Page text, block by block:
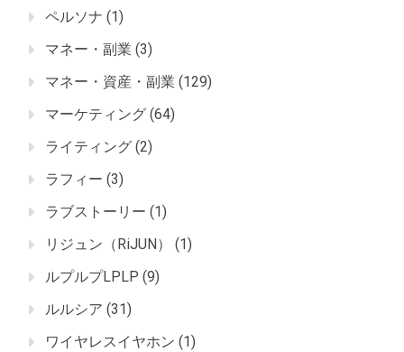
ペルソナ (1)
マネー・副業 (3)
マネー・資産・副業 (129)
マーケティング (64)
ライティング (2)
ラフィー (3)
ラブストーリー (1)
リジュン（RiJUN）
(1)
ルプルプLPLP (9)
ルルシア (31)
ワイヤレスイヤホン (1)